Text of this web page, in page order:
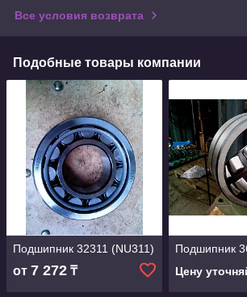
Все условия возврата
Подобные товары компании
Подшипник 32311 (NU311)
от 7 272 ₸
Подшипник
Цену